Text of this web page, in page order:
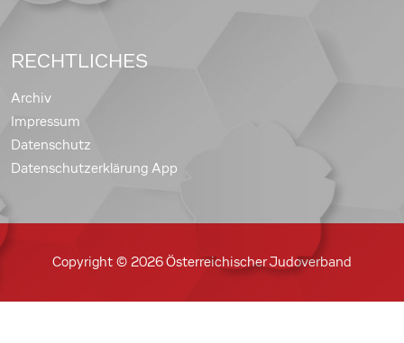
RECHTLICHES
Archiv
Impressum
Datenschutz
Datenschutzerklärung App
Copyright © 2026 Österreichischer Judoverband